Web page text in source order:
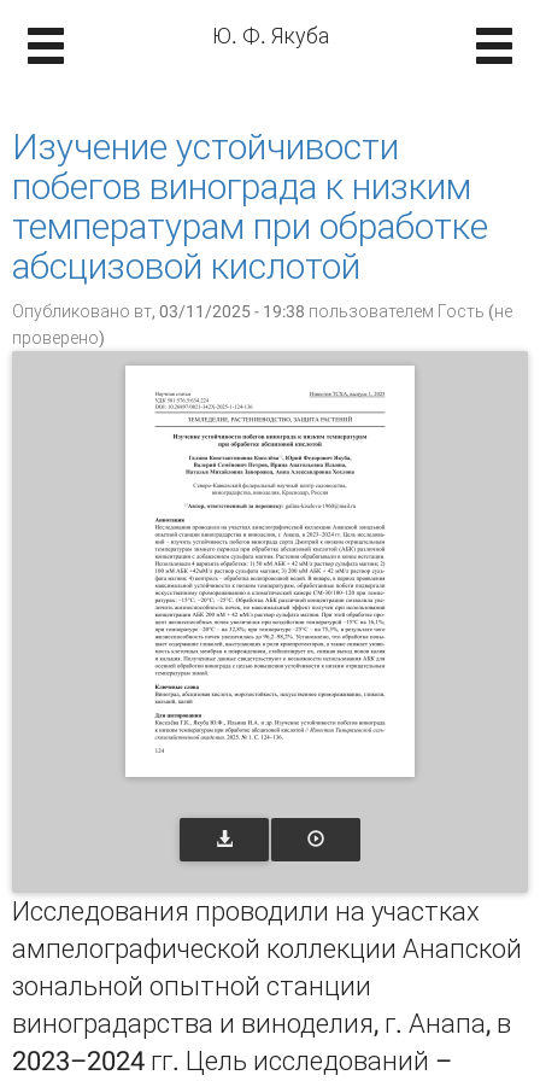
Ю. Ф. Якуба
Изучение устойчивости
побегов винограда к низким
температурам при обработке
абсцизовой кислотой
Опубликовано вт, 03/11/2025 - 19:38 пользователем Гость (не
проверено)
Исследования проводили на участках
ампелографической коллекции Анапской
зональной опытной станции
виноградарства и виноделия, г. Анапа, в
2023–2024 гг. Цель исследований –